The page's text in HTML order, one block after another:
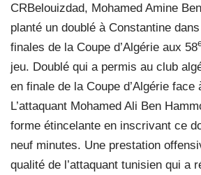
CRBelouizdad, Mohamed Amine
planté un doublé à Constantine
finales de la Coupe d’Algérie aux 58
jeu. Doublé qui a permis au club
en finale de la Coupe d’Algérie face
L’attaquant Mohamed Ali Ben
forme étincelante en inscrivant ce
neuf minutes. Une prestation
qualité de l’attaquant tunisien qui a